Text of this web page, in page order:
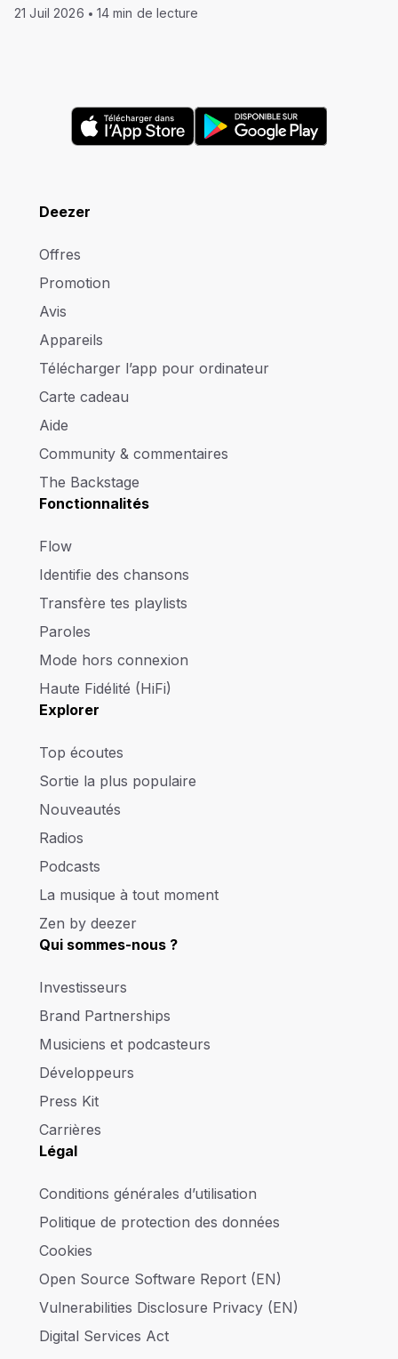
21 Juil 2026 14 min de lecture
Deezer
Offres
Promotion
Avis
Appareils
Télécharger l’app pour ordinateur
Carte cadeau
Aide
Community & commentaires
The Backstage
Fonctionnalités
Flow
Identifie des chansons
Transfère tes playlists
Paroles
Mode hors connexion
Haute Fidélité (HiFi)
Explorer
Top écoutes
Sortie la plus populaire
Nouveautés
Radios
Podcasts
La musique à tout moment
Zen by deezer
Qui sommes-nous ?
Investisseurs
Brand Partnerships
Musiciens et podcasteurs
Développeurs
Press Kit
Carrières
Légal
Conditions générales d’utilisation
Politique de protection des données
Cookies
Open Source Software Report (EN)
Vulnerabilities Disclosure Privacy (EN)
Digital Services Act